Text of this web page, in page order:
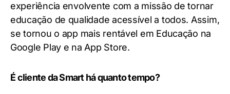
experiência envolvente com a missão de tornar
educação de qualidade acessível a todos. Assim,
se tornou o app mais rentável em Educação na
Google Play e na App Store.
É cliente da Smart há quanto tempo?